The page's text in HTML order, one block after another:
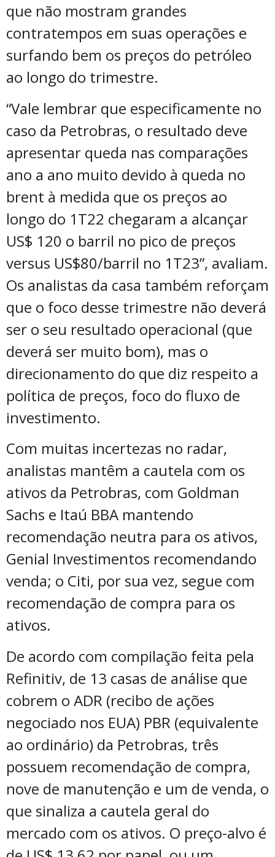
que não mostram grandes
contratempos em suas operações e
surfando bem os preços do petróleo
ao longo do trimestre.
“Vale lembrar que especificamente no
caso da Petrobras, o resultado deve
apresentar queda nas comparações
ano a ano muito devido à queda no
brent à medida que os preços ao
longo do 1T22 chegaram a alcançar
US$ 120 o barril no pico de preços
versus US$80/barril no 1T23”, avaliam.
Os analistas da casa também reforçam
que o foco desse trimestre não deverá
ser o seu resultado operacional (que
deverá ser muito bom), mas o
direcionamento do que diz respeito a
política de preços, foco do fluxo de
investimento.
Com muitas incertezas no radar,
analistas mantêm a cautela com os
ativos da Petrobras, com Goldman
Sachs e Itaú BBA mantendo
recomendação neutra para os ativos,
Genial Investimentos recomendando
venda; o Citi, por sua vez, segue com
recomendação de compra para os
ativos.
De acordo com compilação feita pela
Refinitiv, de 13 casas de análise que
cobrem o ADR (recibo de ações
negociado nos EUA) PBR (equivalente
ao ordinário) da Petrobras, três
possuem recomendação de compra,
nove de manutenção e um de venda, o
que sinaliza a cautela geral do
mercado com os ativos. O preço-alvo é